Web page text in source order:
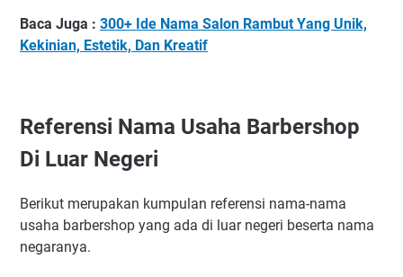
Baca Juga : 300+ Ide Nama Salon Rambut Yang Unik,
Kekinian, Estetik, Dan Kreatif
Referensi Nama Usaha Barbershop
Di Luar Negeri
Berikut merupakan kumpulan referensi nama-nama
usaha barbershop yang ada di luar negeri beserta nama
negaranya.